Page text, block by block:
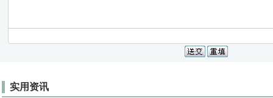
实用资讯